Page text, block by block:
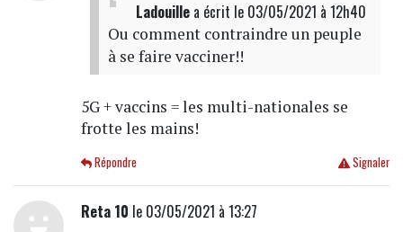
Ladouillea écrit le 03/05/2021 à 12h40
Ou comment contraindre un peuple
à se faire vacciner!!
5G + vaccins = les multi-nationales se
frotte les mains!
Signaler
Répondre
Reta 10 le 03/05/2021 à 13:27